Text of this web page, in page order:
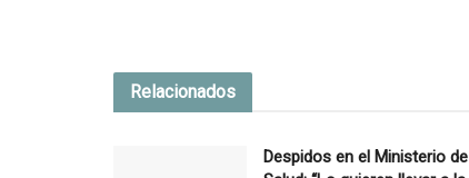
Relacionados
Despidos en el Ministerio de